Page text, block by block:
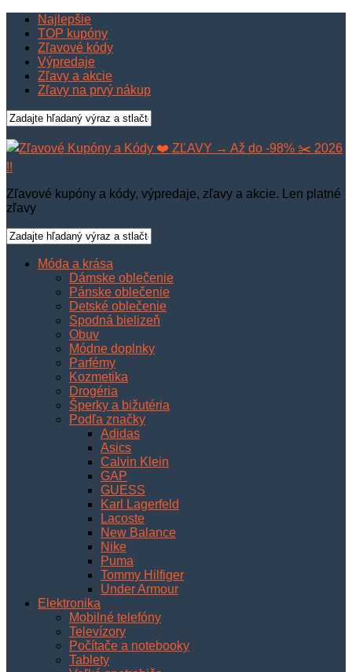
Najlepšie
TOP kupóny
Zľavové kódy
Výpredaje
Zľavy a akcie
Zľavy na prvý nákup
Zľavové kupóny a kódy, výpredaje, zľavy a akcie. Len platné
zľavy
Móda a krása
Dámske oblečenie
Pánske oblečenie
Detské oblečenie
Spodná bielizeň
Obuv
Módne doplnky
Parfémy
Kozmetika
Drogéria
Šperky a bižutéria
Podľa značky
Adidas
Asics
Calvin Klein
GAP
GUESS
Karl Lagerfeld
Lacoste
New Balance
Nike
Puma
Tommy Hilfiger
Under Armour
Elektronika
Mobilné telefóny
Televízory
Počítače a notebooky
Tablety